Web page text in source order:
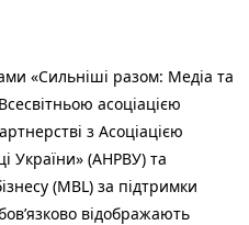
«Сильніші разом: Медіа та
асоціацією
з Асоціацією
України» (АНРВУ) та
(MBL) за підтримки
відображають